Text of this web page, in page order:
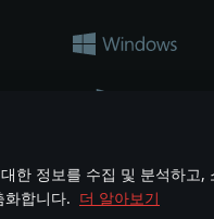
한 정보를 수집 및 분석하고,
합니다. 더 알아보기
사하는 것은 무기 개발 업체
logos and brand names are
이용 약관